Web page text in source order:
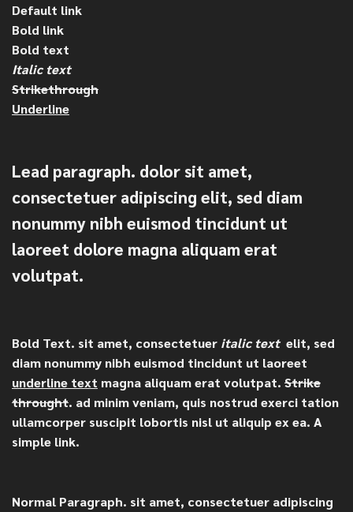
Default link
Bold link
Bold text
Italic text
Strikethrough
Underline
Lead paragraph. dolor sit amet,
consectetuer adipiscing elit, sed diam
nonummy nibh euismod tincidunt ut
laoreet dolore magna aliquam erat
volutpat.
Bold Text. sit amet, consectetuer italic text elit, sed
diam nonummy nibh euismod tincidunt ut laoreet
underline text magna aliquam erat volutpat. Strike
throught. ad minim veniam, quis nostrud exerci tation
ullamcorper suscipit lobortis nisl ut aliquip ex ea. A
simple link.
Normal Paragraph. sit amet, consectetuer adipiscing